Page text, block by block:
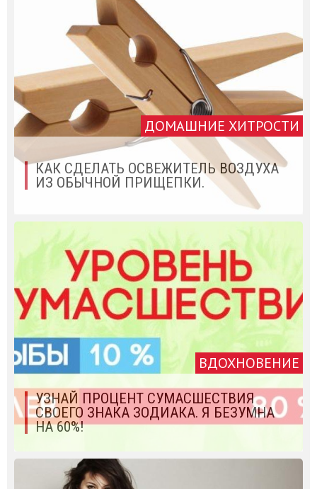
ДОМАШНИЕ ХИТРОСТИ
КАК СДЕЛАТЬ ОСВЕЖИТЕЛЬ ВОЗДУХА
ИЗ ОБЫЧНОЙ ПРИЩЕПКИ.
ВДОХНОВЕНИЕ
УЗНАЙ ПРОЦЕНТ СУМАСШЕСТВИЯ
СВОЕГО ЗНАКА ЗОДИАКА. Я БЕЗУМНА
НА 60%!